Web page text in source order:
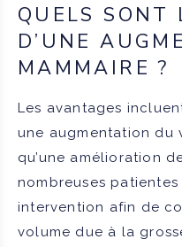
QUELS SONT
D’UNE
MAMMAIRE ?
Les avantages
une augmentation du
qu’une amélioration
nombreuses
intervention afin de
volume due à la